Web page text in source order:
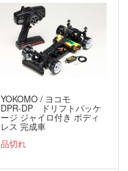
YOKOMO / ヨコモ
DPR-DP ドリフトパッケ
ージ ジャイロ付き ボディ
レス 完成車
品切れ